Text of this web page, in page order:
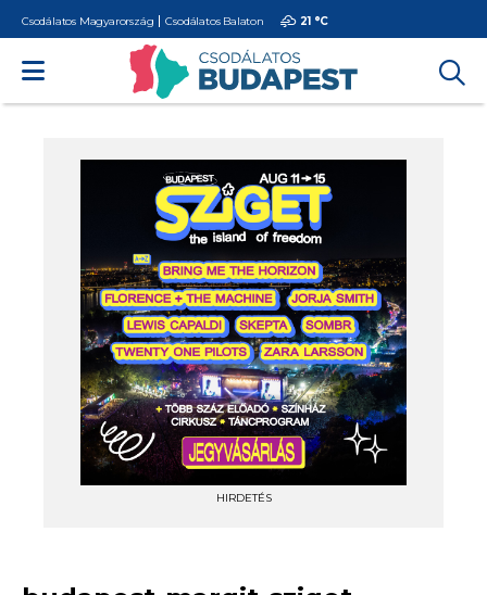
Csodálatos Magyarország Csodálatos Balaton 21 °C
HIRDETÉS